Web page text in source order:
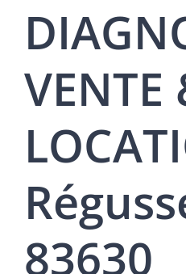
VENTE
83630